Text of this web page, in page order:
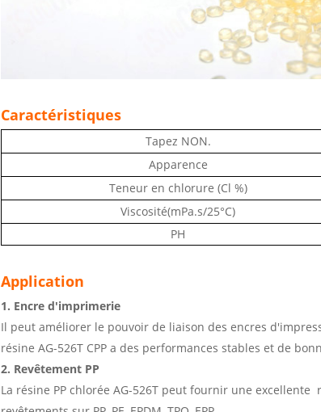
Caractéristiques
Tapez NON.
Apparence
Teneur en chlorure (Cl %)
Viscosité(mPa.s/25°C)
PH
Application
1. Encre d'imprimerie
Il peut améliorer le pouvoir de liaison des encres
résine AG-526T CPP a des performances stables et de
2. Revêtement PP
La résine PP chlorée AG-526T peut fournir une excellente